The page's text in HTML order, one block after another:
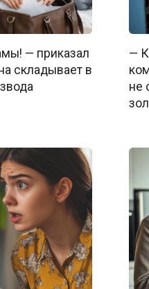
— приказал
складывает в
—
не